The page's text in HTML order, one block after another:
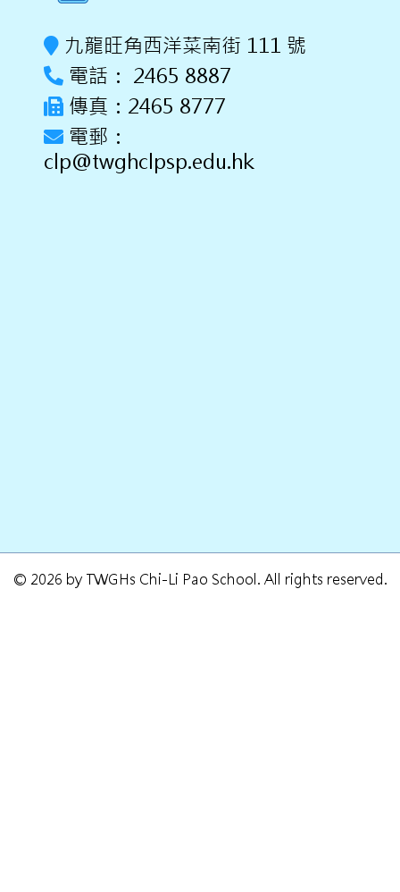
九龍旺角西洋菜南街 111 號
電話： 2465 8887
傳真：2465 8777
電郵：
clp@twghclpsp.edu.hk
© 2026 by TWGHs Chi-Li Pao School. All rights reserved.